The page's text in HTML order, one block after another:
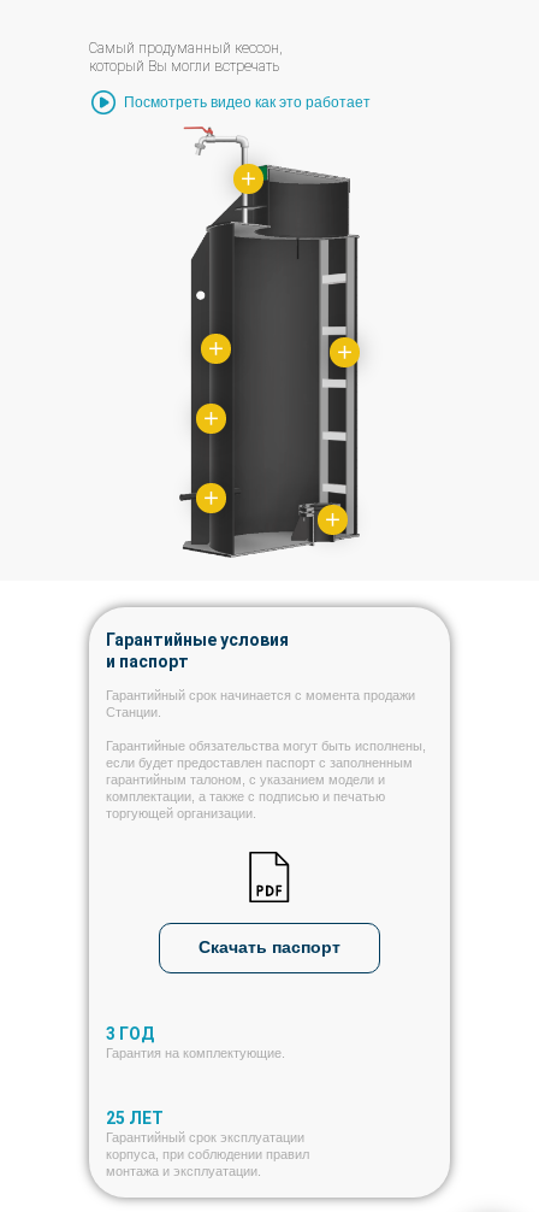
Самый продуманный кессон,
который Вы могли встречать
Посмотреть видео как это работает
Гарантийные условия
и паспорт
Гарантийный срок начинается с момента продажи
Станции.
Гарантийные обязательства могут быть исполнены,
если будет предоставлен паспорт с заполненным
гарантийным талоном, с указанием модели и
комплектации, а также с подписью и печатью
торгующей организации.
Гарантия на комплектующие.
3 ГОД
Гарантийный срок эксплуатации
корпуса, при соблюдении правил
монтажа и эксплуатации.
25 ЛЕТ
Скачать паспорт